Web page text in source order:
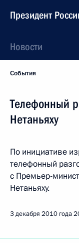
Президент
Новости
События
Телефонный
Нетаньяху
По инициативе
телефонный
с Премьер-
Нетаньяху.
3 декабря 2010 года